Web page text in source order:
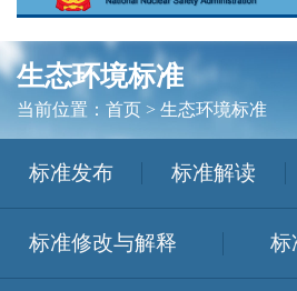
生态环境标准
当前位置： 首页> 生态环境标准
标准发布 标准解读
标准修改与解释 标